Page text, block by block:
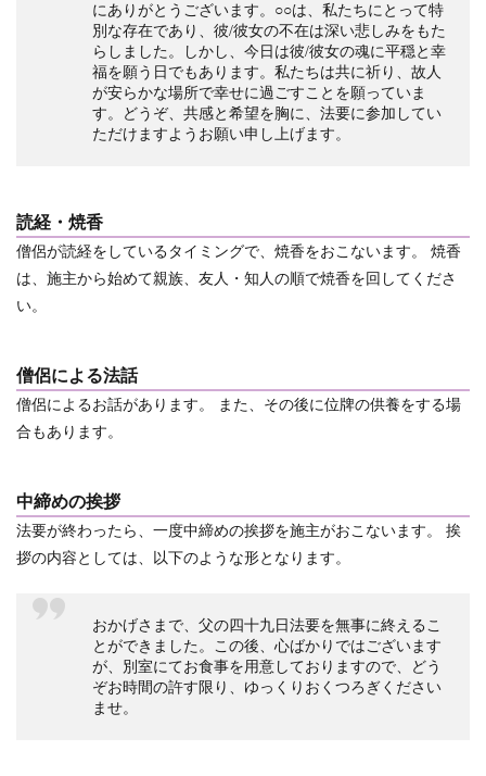
にありがとうございます。○○は、私たちにとって特
別な存在であり、彼/彼女の不在は深い悲しみをもた
らしました。しかし、今日は彼/彼女の魂に平穏と幸
福を願う日でもあります。私たちは共に祈り、故人
が安らかな場所で幸せに過ごすことを願っていま
す。どうぞ、共感と希望を胸に、法要に参加してい
ただけますようお願い申し上げます。
読経・焼香
僧侶が読経をしているタイミングで、焼香をおこないます。 焼香
は、施主から始めて親族、友人・知人の順で焼香を回してくださ
い。
僧侶による法話
僧侶によるお話があります。
また、その後に位牌の供養をする場
合もあります。
中締めの挨拶
法要が終わったら、一度中締めの挨拶を施主がおこないます。
挨
拶の内容としては、以下のような形となります。
おかげさまで、父の四十九日法要を無事に終えるこ
とができました。この後、心ばかりではございます
が、別室にてお食事を用意しておりますので、どう
ぞお時間の許す限り、ゆっくりおくつろぎください
ませ。